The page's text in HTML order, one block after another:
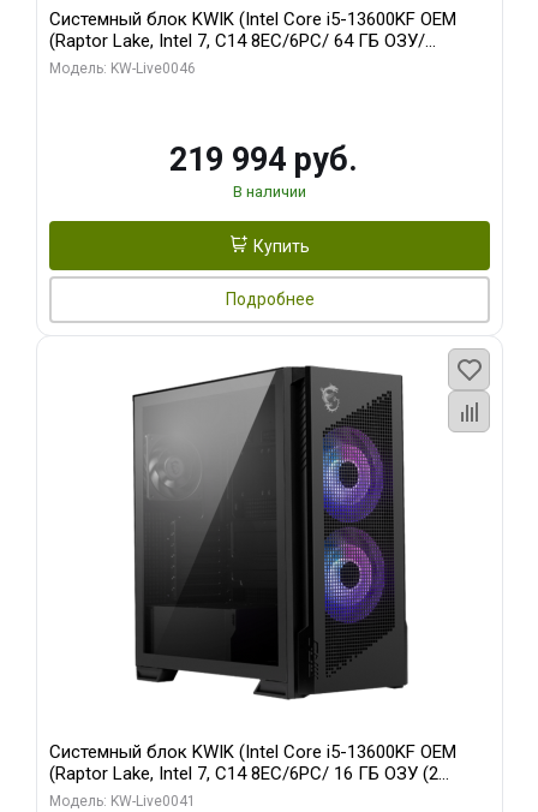
Системный блок KWIK (Intel Core i5-13600KF OEM
(Raptor Lake, Intel 7, C14 8EC/6PC/ 64 ГБ ОЗУ/
Gigabyte RTX5060Ti GAMING OC 8GB GDDR7 128bit
Модель: KW-Live0046
219 994 руб.
В наличии
Купить
Подробнее
Системный блок KWIK (Intel Core i5-13600KF OEM
(Raptor Lake, Intel 7, C14 8EC/6PC/ 16 ГБ ОЗУ (2
модуля)/ Palit RTX5080 GAMINGPRO OC 16GB GDDR7
Модель: KW-Live0041